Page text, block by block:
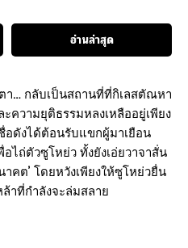
อ่านล่าสุด
า… กลับเป็นสถานที่ที่กิเลสตัณหา
วามยุติธรรมหลงเหลืออยู่เพียง
อดังได้ต้อนรับแขกผู้มาเยือน
ไถ่ตัวซูโหย่ว ทั้งยังเอ่ยวาจาสั่น
คต’ โดยหวังเพียงให้ซูโหย่วยื่น
าที่กำลังจะล่มสลาย